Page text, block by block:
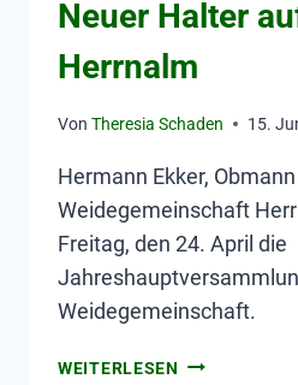
Neuer Halter
Herrnalm
Von Theresia Schaden 15.
Hermann Ekker,
Weidegemeinschaft
Freitag, den 24. April die
Weidegemeinschaft.
WEITERLESEN